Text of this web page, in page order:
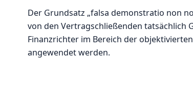
Der Grundsatz „falsa demonstratio non
von den Vertragschließenden tatsächlich
Finanzrichter im Bereich der
angewendet werden.